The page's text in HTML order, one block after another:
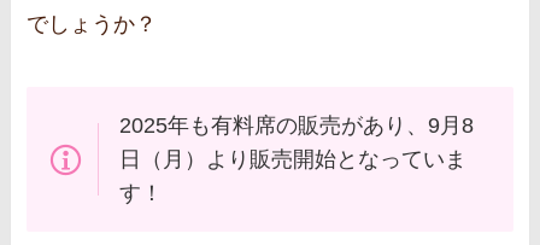
でしょうか？
2025年も有料席の販売があり、9月8
日（月）より販売開始となっていま
す！